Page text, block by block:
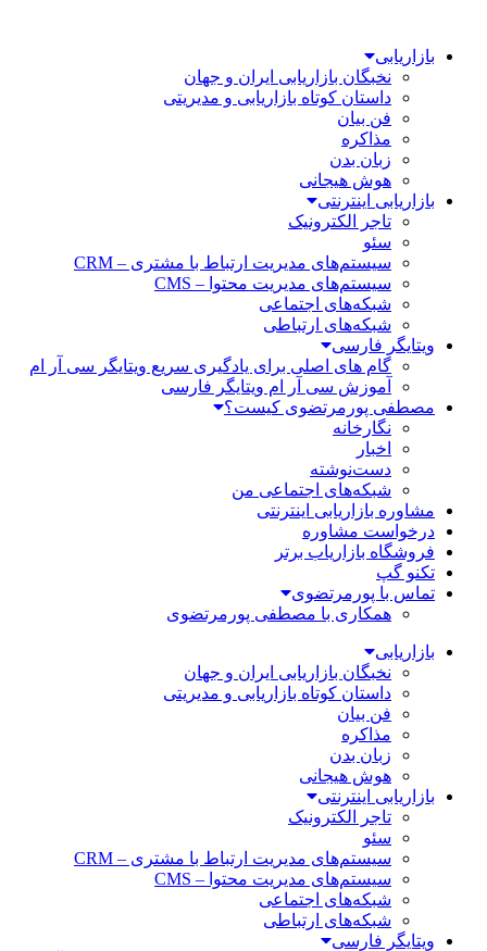
بازاریابی
نخبگان بازاریابی ایران و جهان
داستان کوتاه بازاریابی و مدیریتی
فن بیان
مذاکره
زبان بدن
هوش هیجانی
بازاریابی اینترنتی
تاجر الکترونیک
سئو
سیستم‌های مدیریت ارتباط با مشتری – CRM
سیستم‌های مدیریت محتوا – CMS
شبکه‌های اجتماعی
شبکه‌های ارتباطی
ویتایگر فارسی
گام های اصلی برای یادگیری سریع ویتایگر سی آر ام
آموزش سی آر ام ویتایگر فارسی
مصطفی پورمرتضوی کیست؟
نگارخانه
اخبار
دست‌نوشته
شبکه‌های اجتماعی من
مشاوره بازاریابی اینترنتی
درخواست مشاوره
فروشگاه بازاریاب برتر
تکنو گپ
تماس با پورمرتضوی
همکاری با مصطفی پورمرتضوی
بازاریابی
نخبگان بازاریابی ایران و جهان
داستان کوتاه بازاریابی و مدیریتی
فن بیان
مذاکره
زبان بدن
هوش هیجانی
بازاریابی اینترنتی
تاجر الکترونیک
سئو
سیستم‌های مدیریت ارتباط با مشتری – CRM
سیستم‌های مدیریت محتوا – CMS
شبکه‌های اجتماعی
شبکه‌های ارتباطی
ویتایگر فارسی